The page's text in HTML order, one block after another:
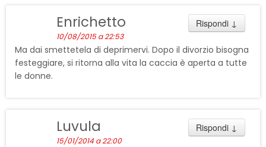
Rispondi ↓
Enrichetto
10/08/2015 a 22:53
Ma dai smettetela di deprimervi. Dopo il divorzio bisogna
festeggiare, si ritorna alla vita la caccia è aperta a tutte
le donne.
Rispondi ↓
Luvula
15/01/2014 a 22:00